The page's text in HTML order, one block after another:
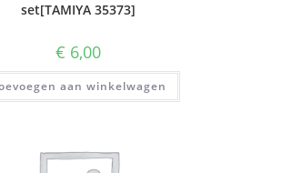
set[TAMIYA 35373]
€ 6,00
aan winkelwagen